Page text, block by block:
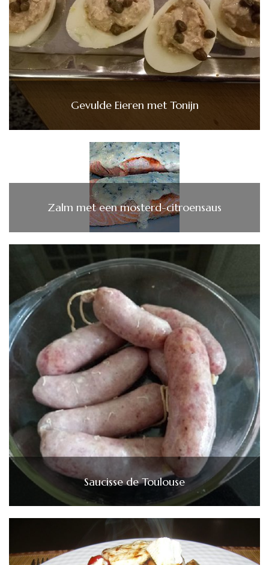
Gevulde Eieren met Tonijn
Zalm met een mosterd-citroensaus
Saucisse de Toulouse